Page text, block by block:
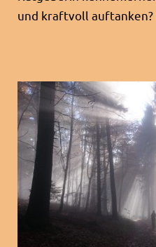
und kraftvoll auftanken?